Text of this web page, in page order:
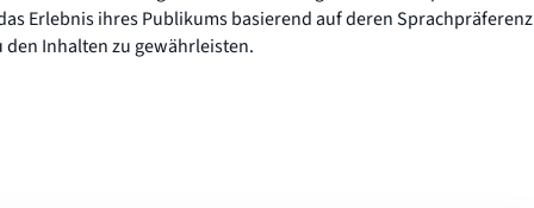
Erlebnis ihres Publikums basierend auf deren Sprachpräferenz
den Inhalten zu gewährleisten.